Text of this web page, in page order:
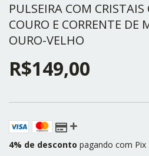
PULSEIRA COM CRISTAIS
COURO E CORRENTE DE
OURO-VELHO
R$149,00
4% de desconto pagando com Pix